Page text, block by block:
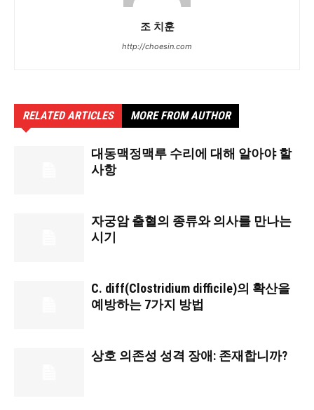
조 치훈
http://choesin.com
RELATED ARTICLES MORE FROM AUTHOR
대동맥정맥루 수리에 대해 알아야 할
사항
자궁암 출혈의 종류와 의사를 만나는
시기
C. diff(Clostridium difficile)의 확산을
예방하는 7가지 방법
상호 의존성 성격 장애: 존재합니까?